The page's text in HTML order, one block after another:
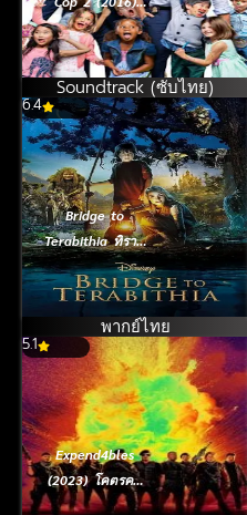
ตำรวจเหล็ก ปราบ
เด็กแสบ 2 [ซับ
ไทย]
Soundtrack (ซับไทย)
6.4
Bridge to
Terabithia ทิราบี
เตีย สะพาน
มหัศจรรย์ (2007)
พากย์ไทย
5.1
Expend4bles
(2023) โคตรคน
ทีมมหากาฬ 4